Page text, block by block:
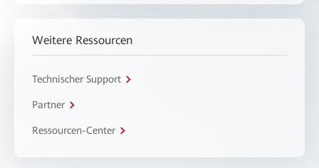
Weitere Ressourcen
Technischer Support
Partner
Ressourcen-Center